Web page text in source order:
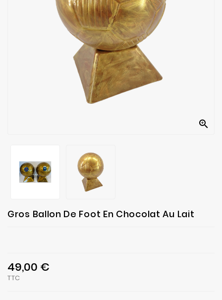

Gros Ballon De Foot En Chocolat Au Lait
49,00 €
TTC